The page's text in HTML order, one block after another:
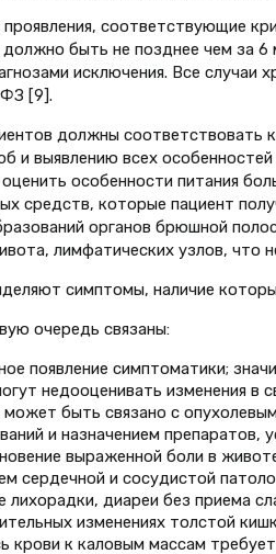
проявления, соответствующие
должно быть не позднее чем за
исключения. Все случаи
ФЗ [9].
должны соответствовать
и выявлению всех
особенности питания
средств, которые пациент
органов брюшной
лимфатических узлов, что
симптомы, наличие
очередь связаны:
появление симптоматики;
недооценивать изменения в
может быть связано с
и назначением препаратов,
выраженной боли в
сердечной и сосудистой
лихорадки, диареи без приема
изменениях толстой
крови к каловым массам